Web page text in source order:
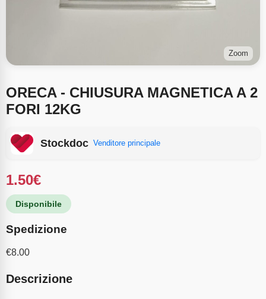
Zoom
ORECA - CHIUSURA MAGNETICA A 2
FORI 12KG
Stockdoc Venditore principale
1.50€
Disponibile
Spedizione
€8.00
Descrizione